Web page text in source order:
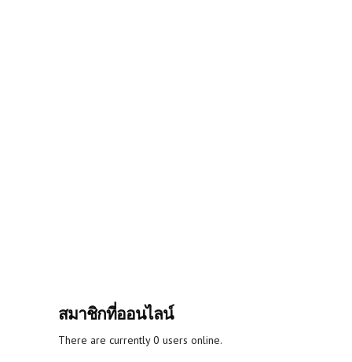
สมาชิกที่ออนไลน์
There are currently 0 users online.